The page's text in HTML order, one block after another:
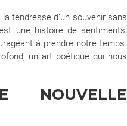
tendresse d’un souvenir sans
une histoire de sentiments,
à prendre notre temps.
un art poétique qui nous
NOUVELLE